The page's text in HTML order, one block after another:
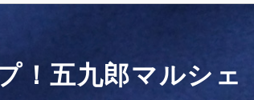
！五九郎マルシェ